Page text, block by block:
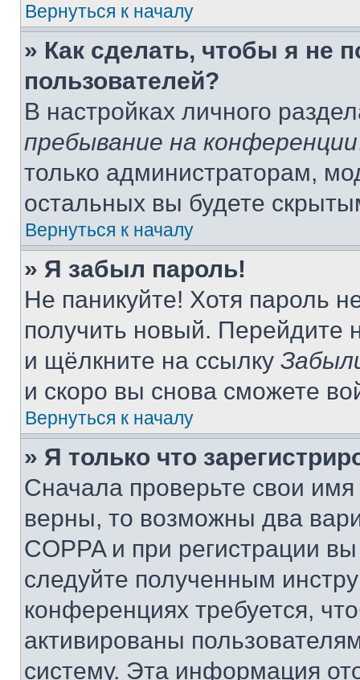
Вернуться к началу
» Как сделать, чтобы я не
пользователей?
В настройках личного
пребывание на конференции
только администраторам,
остальных вы будете
Вернуться к началу
» Я забыл пароль!
Не паникуйте! Хотя пароль
получить новый. Перейдите
и щёлкните на ссылку
и скоро вы снова сможете
Вернуться к началу
» Я только что
Сначала проверьте свои
верны, то возможны два
COPPA и при регистрации
следуйте полученным
конференциях требуется,
активированы
систему. Эта информация